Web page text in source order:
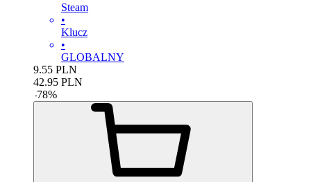
Steam
•
Klucz
•
GLOBALNY
9.55 PLN
42.95 PLN
-78%